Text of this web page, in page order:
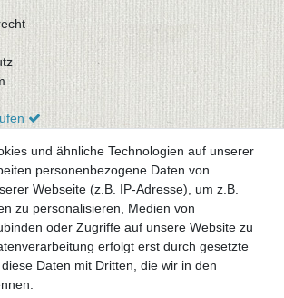
Anmeldung
und ähnliche Technologien auf unserer
personenbezogene Daten von
Webseite (z.B. IP-Adresse), um z.B.
zu personalisieren, Medien von
oder Zugriffe auf unsere Website zu
erfolgt erst durch gesetzte
Daten mit Dritten, die wir in den